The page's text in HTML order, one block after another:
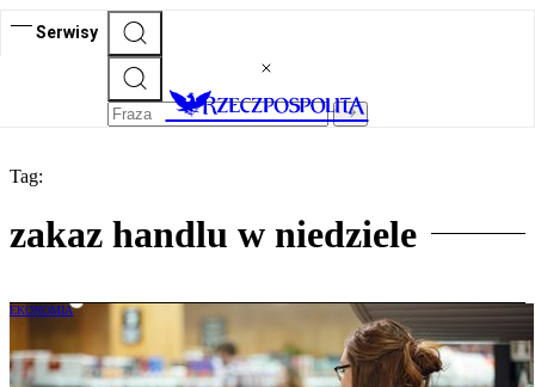
Serwisy
Tag:
zakaz handlu w niedziele
EKONOMIA
„Czytelnie” w supermarketach sposobem